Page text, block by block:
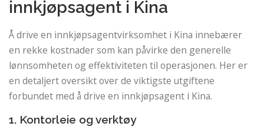
innkjøpsagent i Kina
Å drive en innkjøpsagentvirksomhet i Kina innebærer
en rekke kostnader som kan påvirke den generelle
lønnsomheten og effektiviteten til operasjonen. Her er
en detaljert oversikt over de viktigste utgiftene
forbundet med å drive en innkjøpsagent i Kina.
1. Kontorleie og verktøy